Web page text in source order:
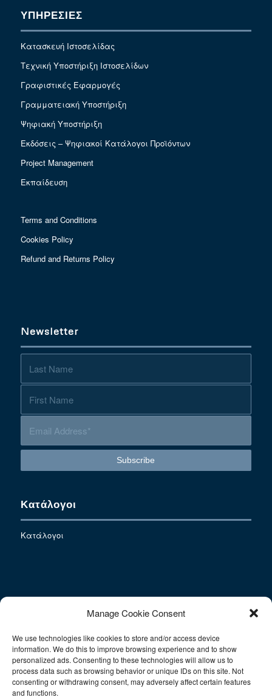
Manage Cookie Consent
We use technologies like cookies to store and/or access device
information. We do this to improve browsing experience and to show
personalized ads. Consenting to these technologies will allow us to
process data such as browsing behavior or unique IDs on this site. Not
consenting or withdrawing consent, may adversely affect certain features
and functions.
ΥΠΗΡΕΣΙΕΣ
Κατασκευή Ιστοσελίδας
Τεχνική Υποστήριξη Ιστοσελίδων
Γραφιστικές Εφαρμογές
Γραμματειακή Υποστήριξη
Ψηφιακή Υποστήριξη
Εκδόσεις – Ψηφιακοί Κατάλογοι Προϊόντων
Project Management
Εκπαίδευση
Terms and Conditions
Cookies Policy
Refund and Returns Policy
Newsletter
Κατάλογοι
Κατάλογοι
E-mail: info@sac-athens.com
Tel.: 212 1052708
Fax: 211 0128566
Mobile: 6930977993